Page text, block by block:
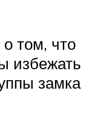
том, что
избежать
замка